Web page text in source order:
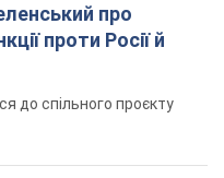
про
проти Росії й
до спільного проєкту